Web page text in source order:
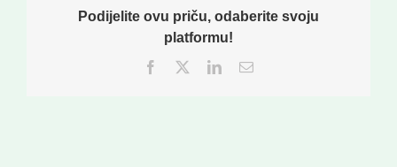
Podijelite ovu priču, odaberite svoju
platformu!
Facebook
TwitterLinkedInEmail: